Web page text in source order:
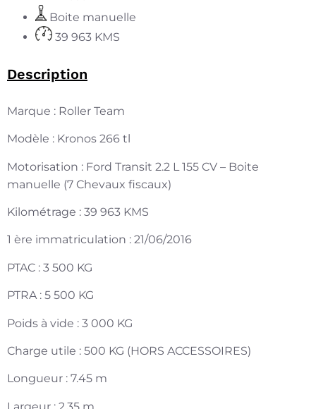
Boite manuelle
39 963 KMS
Description
Marque : Roller Team
Modèle : Kronos 266 tl
Motorisation : Ford Transit 2.2 L 155 CV – Boite
manuelle (7 Chevaux fiscaux)
Kilométrage : 39 963 KMS
1 ère immatriculation : 21/06/2016
PTAC : 3 500 KG
PTRA : 5 500 KG
Poids à vide : 3 000 KG
Charge utile : 500 KG (HORS ACCESSOIRES)
Longueur : 7.45 m
Largeur : 2.35 m